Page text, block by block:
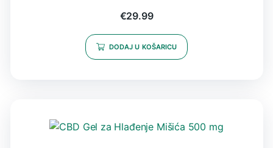
€29.99
DODAJ U KOŠARICU